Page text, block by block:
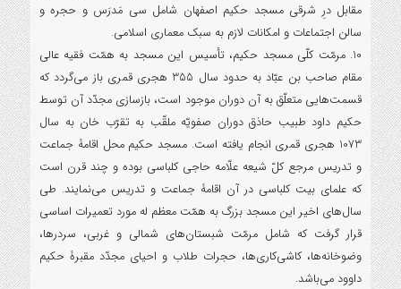
مقابل درِ شرقی مسجد حکیم اصفهان شامل سی مَدرَس و حجره و
سالن اجتماعات و امکانات لازم به سبک معماری اسلامی.
10. مرمّت کلّی مسجد حکیم، تأسیس این مسجد به همّت فقیه عالی
مقام صاحب بن عبّاد به حدود سال 355 هجری قمری باز می‌گردد که
قسمت‌هایی متعلّق به آن دوران موجود است، بازسازی مجدّد آن توسط
حکیم داود طبیب حاذق دوران صفویّه ملقّب به تقرّب خان به سال
1073 هجری قمری انجام یافته است. مسجد حکیم محل اقامۀ جماعت
و تدریس مرجع کلّ شیعه علّامه حاجی کلباسی بوده و چند قرن است
که علمای بیت کلباسی در آن اقامۀ جماعت و تدریس می‌نمایند. طی
سال‌های اخیر این مسجد بزرگ به همّت معظم له مورد تعمیرات اساسی
قرار گرفت که شامل مرمّت شبستان‌های شمالی و غربی، سردرها،
وضوخانه‌ها، کاشی‌کاری‌ها، حجرات طلاب و احیای مجدّد مقبرۀ حکیم
داوود می‌باشد.